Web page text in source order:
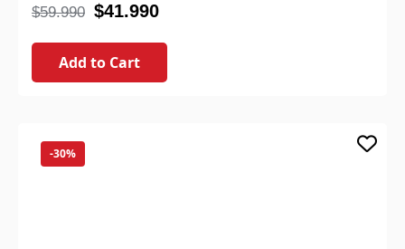
$59.990 $41.990
Add to Cart
-30%